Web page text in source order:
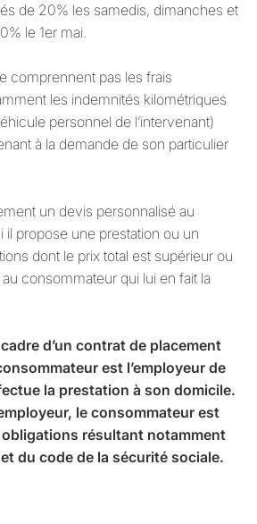
de 20% les samedis, dimanches et
le 1er mai.
comprennent pas les frais
les indemnités kilométriques
personnel de l’intervenant)
à la demande de son particulier
un devis personnalisé au
il propose une prestation ou un
dont le prix total est supérieur ou
consommateur qui lui en fait la
d’un contrat de placement
est l’employeur de
la prestation à son domicile.
le consommateur est
résultant notamment
du code de la sécurité sociale.